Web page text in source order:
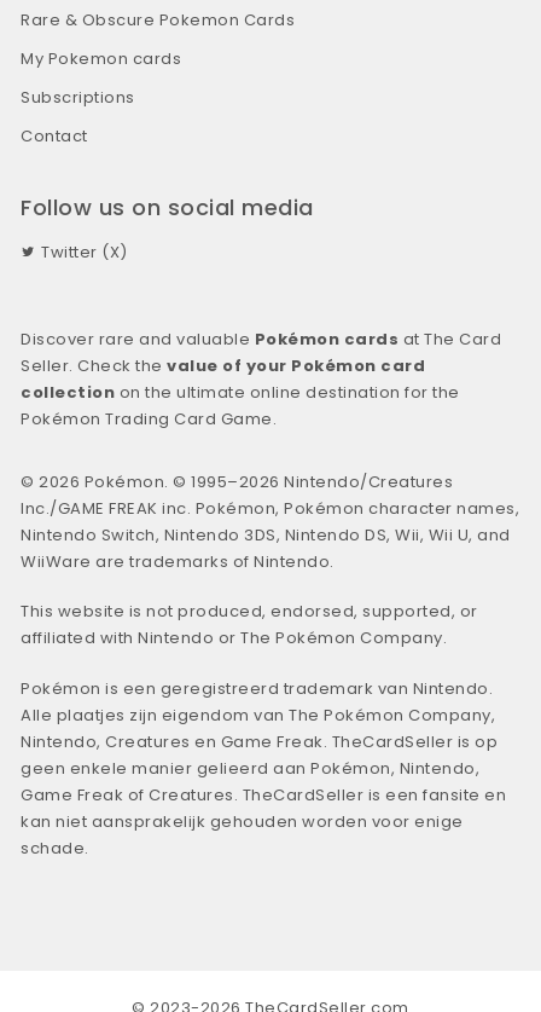
Rare & Obscure Pokemon Cards
My Pokemon cards
Subscriptions
Contact
Follow us on social media
Twitter (X)
Discover rare and valuable Pokémon cards at The Card
Seller. Check thevalue of your Pokémon card
collection on the ultimate online destination for the
Pokémon Trading Card Game.
© 2026 Pokémon. © 1995–2026 Nintendo/Creatures
Inc./GAME FREAK inc. Pokémon, Pokémon character names,
Nintendo Switch, Nintendo 3DS, Nintendo DS, Wii, Wii U, and
WiiWare are trademarks of Nintendo.
This website is not produced, endorsed, supported, or
affiliated with Nintendo or The Pokémon Company.
Pokémon is een geregistreerd trademark van Nintendo.
Alle plaatjes zijn eigendom van The Pokémon Company,
Nintendo, Creatures en Game Freak. TheCardSeller is op
geen enkele manier gelieerd aan Pokémon, Nintendo,
Game Freak of Creatures. TheCardSeller is een fansite en
kan niet aansprakelijk gehouden worden voor enige
schade.
© 2023-2026 TheCardSeller.com